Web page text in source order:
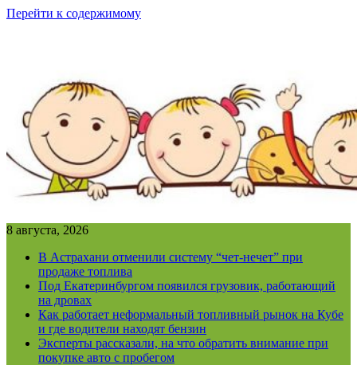
Перейти к содержимому
8 августа, 2026
В Астрахани отменили систему “чет-нечет” при
продаже топлива
Под Екатеринбургом появился грузовик, работающий
на дровах
Как работает неформальный топливный рынок на Кубе
и где водители находят бензин
Эксперты рассказали, на что обратить внимание при
покупке авто с пробегом